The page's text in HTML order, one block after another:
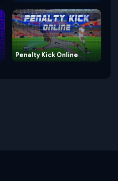
Penalty Kick Online